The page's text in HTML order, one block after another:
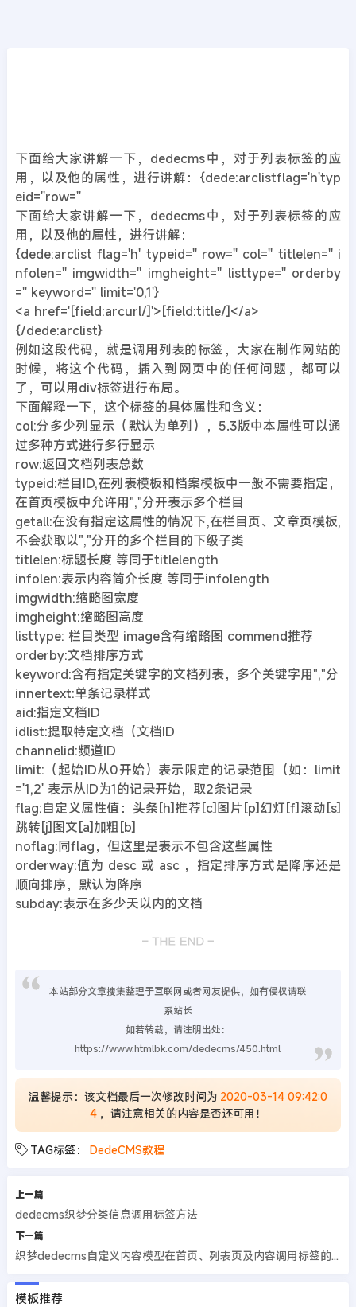
下面给大家讲解一下，dedecms中，对于列表标签的应
用，以及他的属性，进行讲解：{dede:arclistflag='h'typ
eid=''row=''
下面给大家讲解一下，dedecms中，对于列表标签的应
用，以及他的属性，进行讲解：
{dede:arclist flag='h' typeid='' row='' col='' titlelen='' i
nfolen='' imgwidth='' imgheight='' listtype='' orderby
='' keyword='' limit='0,1'}
<a href='[field:arcurl/]'>[field:title/]</a>
{/dede:arclist}
例如这段代码，就是调用列表的标签，大家在制作网站的
时候，将这个代码，插入到网页中的任何问题，都可以
了，可以用div标签进行布局。
下面解释一下，这个标签的具体属性和含义：
col:分多少列显示（默认为单列），5.3版中本属性可以通
过多种方式进行多行显示
row:返回文档列表总数
typeid:栏目ID,在列表模板和档案模板中一般不需要指定，
在首页模板中允许用","分开表示多个栏目
getall:在没有指定这属性的情况下,在栏目页、文章页模板,
不会获取以","分开的多个栏目的下级子类
titlelen:标题长度 等同于titlelength
infolen:表示内容简介长度 等同于infolength
imgwidth:缩略图宽度
imgheight:缩略图高度
listtype: 栏目类型 image含有缩略图 commend推荐
orderby:文档排序方式
keyword:含有指定关键字的文档列表，多个关键字用","分
innertext:单条记录样式
aid:指定文档ID
idlist:提取特定文档（文档ID
channelid:频道ID
limit:（起始ID从0开始）表示限定的记录范围（如：limit
='1,2' 表示从ID为1的记录开始，取2条记录
flag:自定义属性值：头条[h]推荐[c]图片[p]幻灯[f]滚动[s]
跳转[j]图文[a]加粗[b]
noflag:同flag，但这里是表示不包含这些属性
orderway:值为 desc 或 asc ，指定排序方式是降序还是
顺向排序，默认为降序
subday:表示在多少天以内的文档
本站部分文章搜集整理于互联网或者网友提供，如有侵权请联
系站长
如若转载，请注明出处：
https://www.htmlbk.com/dedecms/450.html
温馨提示：该文档最后一次修改时间为 2020-03-14 09:42:0
4 ，请注意相关的内容是否还可用！
TAG标签： DedeCMS教程
上一篇
dedecms织梦分类信息调用标签方法
下一篇
织梦dedecms自定义内容模型在首页、列表页及内容调用标签的方法
模板推荐